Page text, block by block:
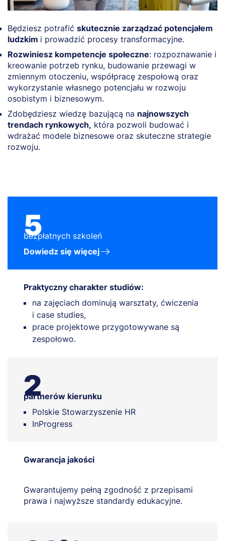
Będziesz potrafić skutecznie zarządzać potencjałem
ludzkim i prowadzić procesy transformacyjne.
Rozwiniesz kompetencje społeczne: rozpoznawanie i
kreowanie potrzeb rynku, budowanie przewagi w
zmiennym otoczeniu, współpracę zespołową oraz
wykorzystanie własnego potencjału w rozwoju
osobistym i biznesowym.
Zdobędziesz wiedzę bazującą na najnowszych
trendach rynkowych, która pozwoli budować i
wdrażać modele biznesowe oraz skuteczne strategie
rozwoju.
5
bezpłatnych szkoleń
Dowiedz się więcej
Praktyczny charakter studiów:
na zajęciach dominują warsztaty, ćwiczenia
i case studies,
prace projektowe przygotowywane są
zespołowo.
2
partnerów kierunku
Polskie Stowarzyszenie HR
InProgress
Gwarancja jakości
Gwarantujemy pełną zgodność z przepisami
prawa i najwyższe standardy edukacyjne.